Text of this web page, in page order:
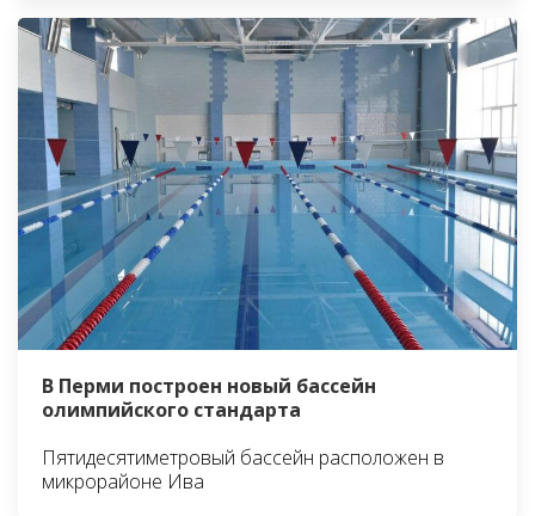
В Перми построен новый бассейн
олимпийского стандарта
Пятидесятиметровый бассейн расположен в
микрорайоне Ива